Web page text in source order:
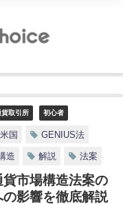
貨取引所 初心者
米国 GENIUS法
造 解説 法案
貨市場構造法案の
影響を徹底解説